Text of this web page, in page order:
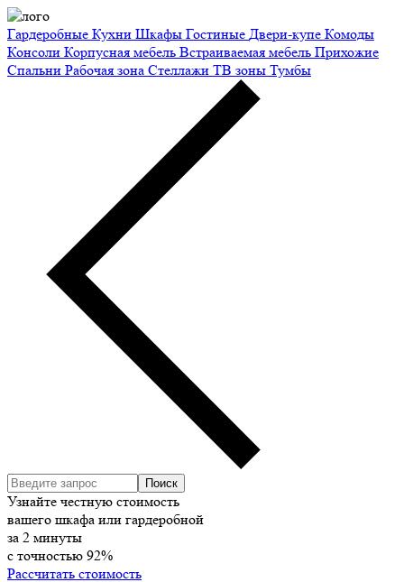
Гардеробные Кухни Шкафы Гостиные Двери-купе Комоды
Консоли Корпусная мебель Встраиваемая мебель Прихожие
Спальни Рабочая зона Стеллажи ТВ зоны Тумбы
Узнайте честную стоимость
вашего шкафа или гардеробной
за 2 минуты
с точностью 92%
Рассчитать стоимость